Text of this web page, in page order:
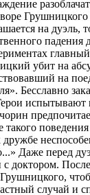
Грушницкого
на дуэль,
убит на
на
Бесславно
Даже перед
доктором.
случай и